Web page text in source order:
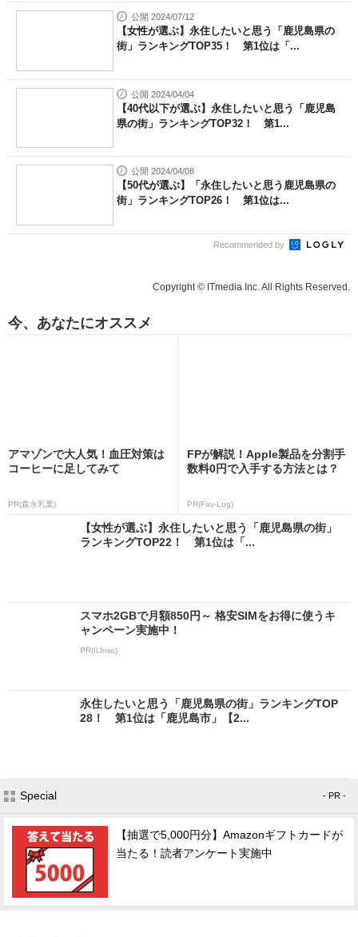
公開 2024/07/12
【女性が選ぶ】永住したいと思う「鹿児島県の
街」ランキングTOP35！ 第1位は「...
公開 2024/04/04
【40代以下が選ぶ】永住したいと思う「鹿児島
県の街」ランキングTOP32！ 第1...
公開 2024/04/08
【50代が選ぶ】「永住したいと思う鹿児島県の
街」ランキングTOP26！ 第1位は...
Recommended by
Copyright © ITmedia Inc. All Rights Reserved.
今、あなたにオススメ
アマゾンで大人気！血圧対策は
コーヒーに足してみて
PR(森永乳業)
FPが解説！Apple製品を分割手
数料0円で入手する方法とは？
PR(Fav-Log)
【女性が選ぶ】永住したいと思う「鹿児島県の街」
ランキングTOP22！ 第1位は「...
スマホ2GBで月額850円～ 格安SIMをお得に使うキ
ャンペーン実施中！
PR(IIJmio)
永住したいと思う「鹿児島県の街」ランキングTOP
28！ 第1位は「鹿児島市」【2...
Special - PR -
【抽選で5,000円分】Amazonギフトカードが
当たる！読者アンケート実施中